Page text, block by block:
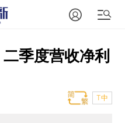
季度营收净利
T中